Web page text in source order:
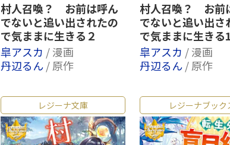
村人召喚？ お前は呼ん
でないと追い出されたの
で気ままに生きる２
皐アスカ / 漫画
丹辺るん/ 原作
村人召喚？ お前
でないと追い出さ
で気ままに生きる1
皐アスカ / 漫画
丹辺るん/ 原作
レジーナ文庫 レジーナブック